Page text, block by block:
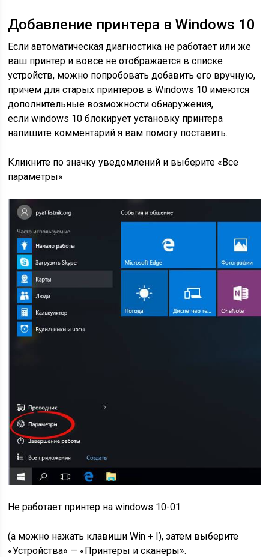
Добавление принтера в Windows 10
Если автоматическая диагностика не работает или же
ваш принтер и вовсе не отображается в списке
устройств, можно попробовать добавить его вручную,
причем для старых принтеров в Windows 10 имеются
дополнительные возможности обнаружения,
если windows 10 блокирует установку принтера
напишите комментарий я вам помогу поставить.
Кликните по значку уведомлений и выберите «Все
параметры»
Не работает принтер на windows 10-01
(а можно нажать клавиши Win + I), затем выберите
«Устройства» — «Принтеры и сканеры».